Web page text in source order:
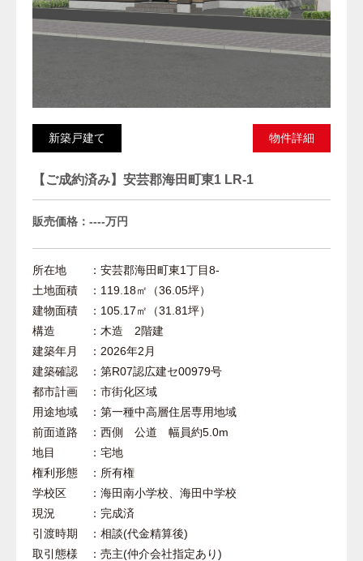
新築戸建て 物件詳細
【ご成約済み】安芸郡海田町東1 LR-1
販売価格：----万円
所在地 ：安芸郡海田町東1丁目8-
土地面積 ：119.18㎡（36.05坪）
建物面積 ：105.17㎡（31.81坪）
構造 ：木造 2階建
建築年月 ：2026年2月
建築確認 ：第R07認広建セ00979号
都市計画 ：市街化区域
用途地域 ：第一種中高層住居専用地域
前面道路 ：西側 公道 幅員約5.0m
地目 ：宅地
権利形態 ：所有権
学校区 ：海田南小学校、海田中学校
現況 ：完成済
引渡時期 ：相談(代金精算後)
取引態様 ：売主(仲介会社指定あり)